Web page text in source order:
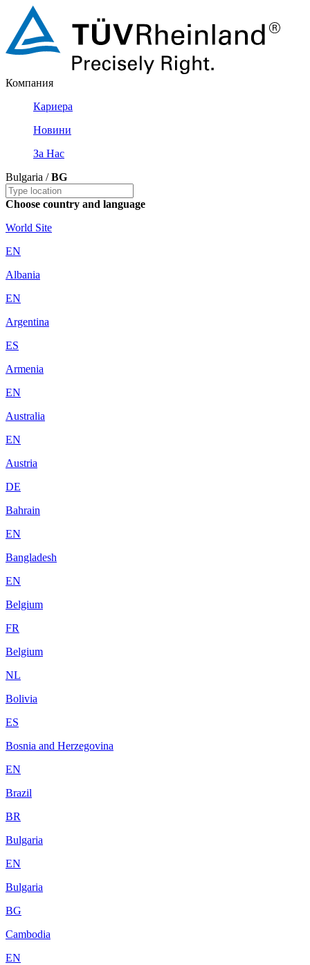
Компания
Кариера
Новини
За Нас
Bulgaria /BG
Choose country and language
World Site
EN
Albania
EN
Argentina
ES
Armenia
EN
Australia
EN
Austria
DE
Bahrain
EN
Bangladesh
EN
Belgium
FR
Belgium
NL
Bolivia
ES
Bosnia and Herzegovina
EN
Brazil
BR
Bulgaria
EN
Bulgaria
BG
Cambodia
EN